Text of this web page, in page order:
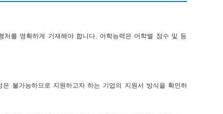
를 명확하게 기재해야 합니다. 어학능력은 어학별 점수 및 등
불가능하므로 지원하고자 하는 기업의 지원서 방식을 확인하